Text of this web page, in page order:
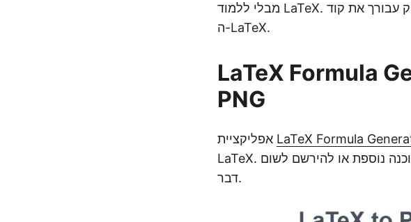
מבלי ללמוד LaTeX. זה מאפשר לך להזין את המשוואה באמצעות סמלים, ולהפיק עבורך את קוד
ה-LaTeX.
LaTeX Formula
PNG
LaTeX Formula
LaTeX. אתה יכול לגשת אליו מכל מכשיר ומיקום מבלי להתקין תוכנה נוספת או להירשם לשום
דבר.